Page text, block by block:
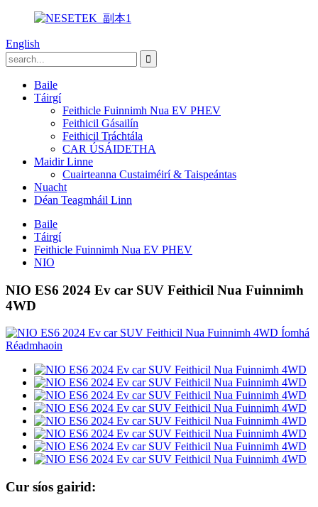
English
Baile
Táirgí
Feithicle Fuinnimh Nua EV PHEV
Feithicil Gásailín
Feithicil Tráchtála
CAR ÚSÁIDETHA
Maidir Linne
Cuairteanna Custaiméirí & Taispeántas
Nuacht
Déan Teagmháil Linn
Baile
Táirgí
Feithicle Fuinnimh Nua EV PHEV
NIO
NIO ES6 2024 Ev car SUV Feithicil Nua Fuinnimh
4WD
Cur síos gairid: